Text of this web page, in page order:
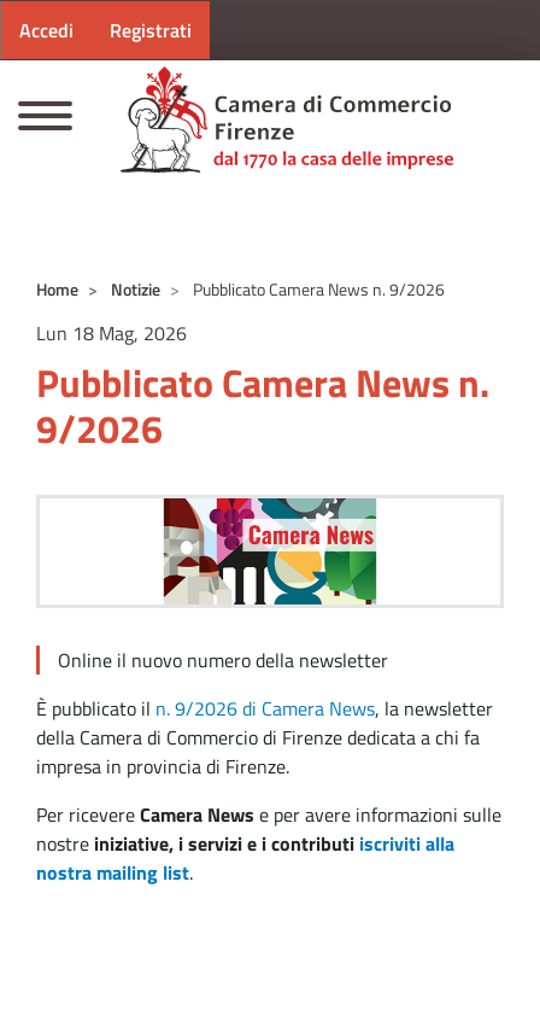
Menu profilo utente
Accedi Registrati
Home Notizie Pubblicato Camera News n. 9/2026
Lun 18 Mag, 2026
Pubblicato Camera News n.
9/2026
Online il nuovo numero della newsletter
È pubblicato il n. 9/2026 di Camera News, la newsletter
della Camera di Commercio di Firenze dedicata a chi fa
impresa in provincia di Firenze.
Per ricevereCamera News e per avere informazioni sulle
nostre iniziative, i servizi e i contributi iscriviti alla
nostra mailing list.